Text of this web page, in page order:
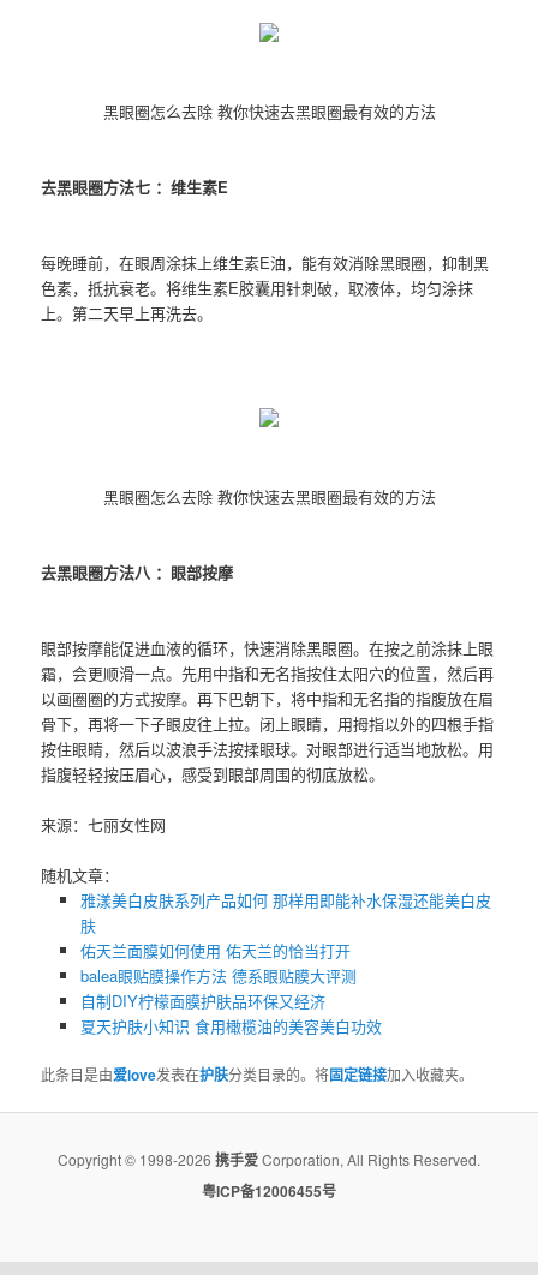
黑眼圈怎么去除 教你快速去黑眼圈最有效的方法
去黑眼圈方法七 ：维生素E
每晚睡前，在眼周涂抹上维生素E油，能有效消除黑眼圈，抑制黑
色素，抵抗衰老。将维生素E胶囊用针刺破，取液体，均匀涂抹
上。第二天早上再洗去。
黑眼圈怎么去除 教你快速去黑眼圈最有效的方法
去黑眼圈方法八 ：眼部按摩
眼部按摩能促进血液的循环，快速消除黑眼圈。在按之前涂抹上眼
霜，会更顺滑一点。先用中指和无名指按住太阳穴的位置，然后再
以画圈圈的方式按摩。再下巴朝下，将中指和无名指的指腹放在眉
骨下，再将一下子眼皮往上拉。闭上眼睛，用拇指以外的四根手指
按住眼睛，然后以波浪手法按揉眼球。对眼部进行适当地放松。用
指腹轻轻按压眉心，感受到眼部周围的彻底放松。
来源：七丽女性网
随机文章：
雅漾美白皮肤系列产品如何 那样用即能补水保湿还能美白皮
肤
佑天兰面膜如何使用 佑天兰的恰当打开
balea眼贴膜操作方法 德系眼贴膜大评测
自制DIY柠檬面膜护肤品环保又经济
夏天护肤小知识 食用橄榄油的美容美白功效
此条目是由爱love发表在护肤分类目录的。将固定链接加入收藏夹。
Copyright © 1998-2026 携手爱Corporation, All Rights Reserved.
粤ICP备12006455号